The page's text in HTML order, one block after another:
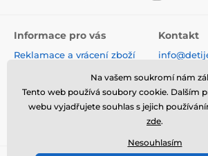
Informace pro vás
Reklamace a vrácení zboží
Ochrana osobních údajů
Hodnocení obchodu
Kontakt
770 330
Instagram
Na vašem soukromí nám
Tento web používá soubory cookie. Dalším
webu vyjadřujete souhlas s jejich
zde.
Nesouhlasím